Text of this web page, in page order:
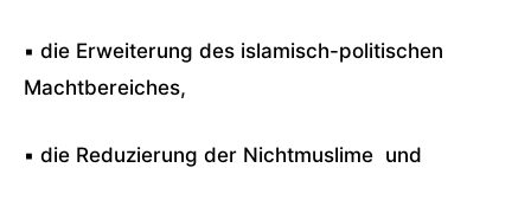
▪ die Erweiterung des islamisch-politischen
Machtbereiches,
▪ die Reduzierung der Nichtmuslime und